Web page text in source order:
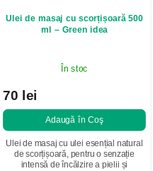
Ulei de masaj cu scorțișoară 500
ml – Green idea
În stoc
70 lei
Adaugă în Coş
Ulei de masaj cu ulei esențial natural
de scorțișoară, pentru o senzație
intensă de încălzire a pielii și